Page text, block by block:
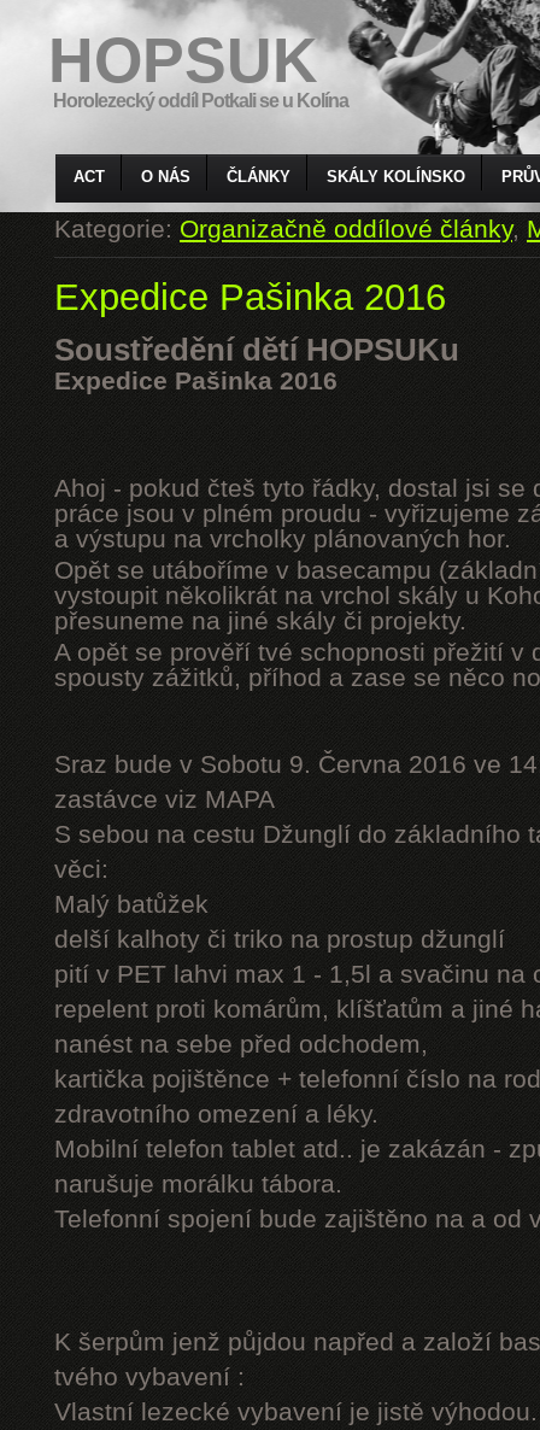
HOPSUK
Horolezecký oddíl Potkali se u Kolína
ACT O NÁS ČLÁNKY SKÁLY KOLÍNSKO
Kategorie:Organizačně oddílové články,
Expedice Pašinka 2016
Soustředění dětí HOPSUKu
Expedice Pašinka 2016
Ahoj - pokud čteš tyto řádky, dostal jsi se
práce jsou v plném proudu - vyřizujeme
a výstupu na vrcholky plánovaných hor.
Opět se utáboříme v basecampu
vystoupit několikrát na vrchol skály u
přesuneme na jiné skály či projekty.
A opět se prověří tvé schopnosti přežití v
spousty zážitků, příhod a zase se něco
Sraz bude v Sobotu 9. Června 2016 ve
zastávce viz MAPA
S sebou na cestu Džunglí do základního
věci:
Malý batůžek
delší kalhoty či triko na prostup džunglí
pití v PET lahvi max 1 - 1,5l a svačinu na
repelent proti komárům, klíšťatům a jiné
nanést na sebe před odchodem,
kartička pojištěnce + telefonní číslo na
zdravotního omezení a léky.
Mobilní telefon tablet atd.. je zakázán -
narušuje morálku tábora.
Telefonní spojení bude zajištěno na a od
K šerpům jenž půjdou napřed a založí
tvého vybavení :
Vlastní lezecké vybavení je jistě výhodou.